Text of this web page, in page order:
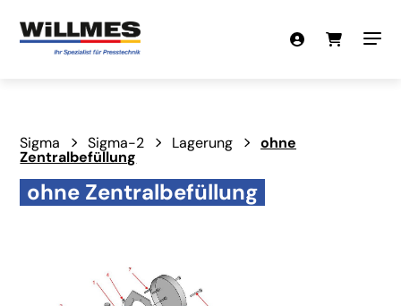
Sigma Sigma-2 Lagerung ohne
Zentralbefüllung
ohne Zentralbefüllung